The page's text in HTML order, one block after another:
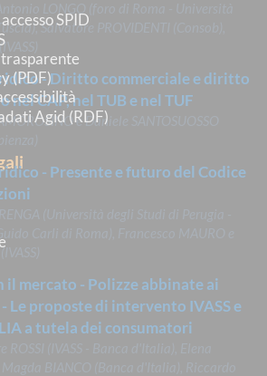
LONGO (foro di Roma - Università
Salvatore PROVIDENTI (Consob),
- Diritto commerciale e diritto
CAP, nel TUB e nel TUF
e Daniele SANTOSUOSSO
- Presente e futuro del Codice
(Università degli Studi di Perugia -
Carli di Roma), Francesco MAURO e
il mercato - Polizze abbinate ai
Le proposte di intervento IVASS e
a tutela dei consumatori
ROSSI (IVASS - Banca d'Italia), Elena
Magda BIANCO (Banca d'Italia), Riccardo
SPID
(PDF)
Agid (RDF)